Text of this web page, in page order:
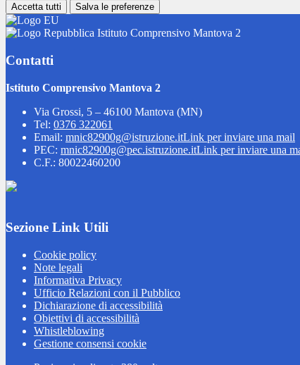
Accetta tutti Salva le preferenze
Istituto Comprensivo Mantova 2
Contatti
Istituto Comprensivo Mantova 2
Via Grossi, 5 – 46100 Mantova (MN)
Tel: 0376 322061
Email: mnic82900g@istruzione.itLink per inviare una mail
PEC: mnic82900g@pec.istruzione.itLink per inviare una
C.F.: 80022460200
Sezione Link Utili
Cookie policy
Note legali
Informativa Privacy
Ufficio Relazioni con il Pubblico
Dichiarazione di accessibilità
Obiettivi di accessibilità
Whistleblowing
Gestione consensi cookie